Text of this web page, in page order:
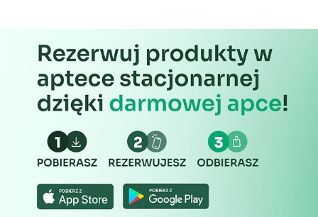
Wydajność (Performance)
Reklama / śledzenie